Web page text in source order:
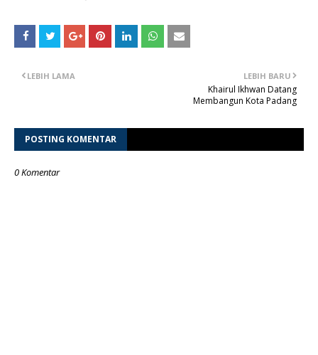
LEBIH BARU
Khairul Ikhwan Datang
Membangun Kota Padang
LEBIH LAMA
POSTING KOMENTAR
0 Komentar